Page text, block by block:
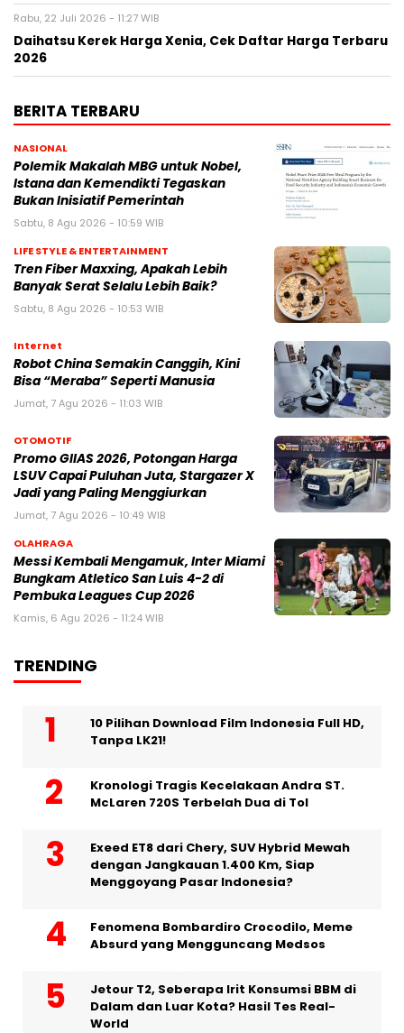
Rabu, 22 Juli 2026 - 11:27 WIB
Daihatsu Kerek Harga Xenia, Cek Daftar Harga Terbaru
2026
BERITA TERBARU
NASIONAL
Polemik Makalah MBG untuk Nobel,
Istana dan Kemendikti Tegaskan
Bukan Inisiatif Pemerintah
Sabtu, 8 Agu 2026 - 10:59 WIB
LIFE STYLE & ENTERTAINMENT
Tren Fiber Maxxing, Apakah Lebih
Banyak Serat Selalu Lebih Baik?
Sabtu, 8 Agu 2026 - 10:53 WIB
Internet
Robot China Semakin Canggih, Kini
Bisa “Meraba” Seperti Manusia
Jumat, 7 Agu 2026 - 11:03 WIB
OTOMOTIF
Promo GIIAS 2026, Potongan Harga
LSUV Capai Puluhan Juta, Stargazer X
Jadi yang Paling Menggiurkan
Jumat, 7 Agu 2026 - 10:49 WIB
OLAHRAGA
Messi Kembali Mengamuk, Inter Miami
Bungkam Atletico San Luis 4-2 di
Pembuka Leagues Cup 2026
Kamis, 6 Agu 2026 - 11:24 WIB
TRENDING
10 Pilihan Download Film Indonesia Full HD,
Tanpa LK21!
Kronologi Tragis Kecelakaan Andra ST.
McLaren 720S Terbelah Dua di Tol
Exeed ET8 dari Chery, SUV Hybrid Mewah
dengan Jangkauan 1.400 Km, Siap
Menggoyang Pasar Indonesia?
Fenomena Bombardiro Crocodilo, Meme
Absurd yang Mengguncang Medsos
Jetour T2, Seberapa Irit Konsumsi BBM di
Dalam dan Luar Kota? Hasil Tes Real-
World